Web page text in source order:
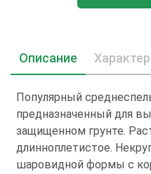
Описание
Популярный
предназначенный для
защищенном грунте.
длинноплетистое.
шаровидной формы с